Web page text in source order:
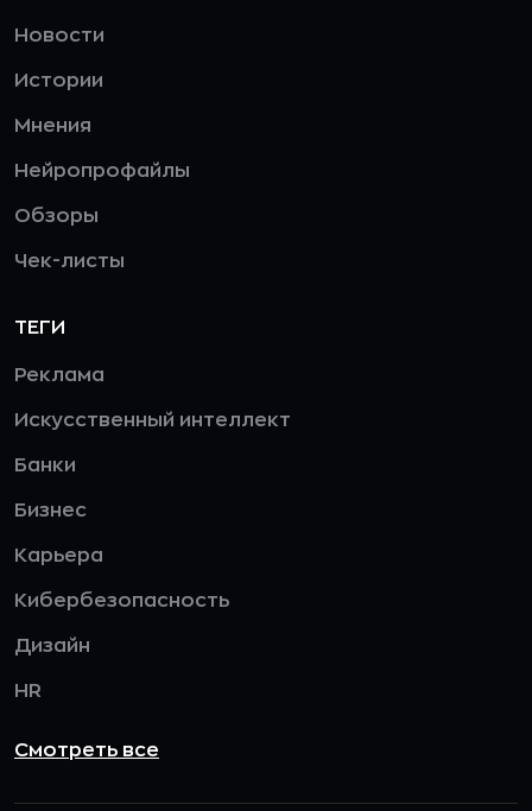
Новости
Истории
Мнения
Нейропрофайлы
Обзоры
Чек-листы
ТЕГИ
Реклама
Искусственный интеллект
Банки
Бизнес
Карьера
Кибербезопасность
Дизайн
HR
Смотреть все